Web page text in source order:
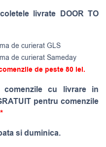
livrate DOOR TO
de curierat GLS
de curierat Sameday
de peste 80 lei.
comenzile cu livrare in
pentru comenzile
*
si duminica.